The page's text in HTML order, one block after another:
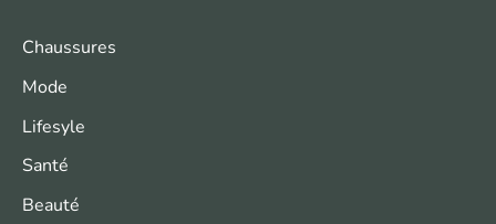
Chaussures
Mode
Lifesyle
Santé
Beauté